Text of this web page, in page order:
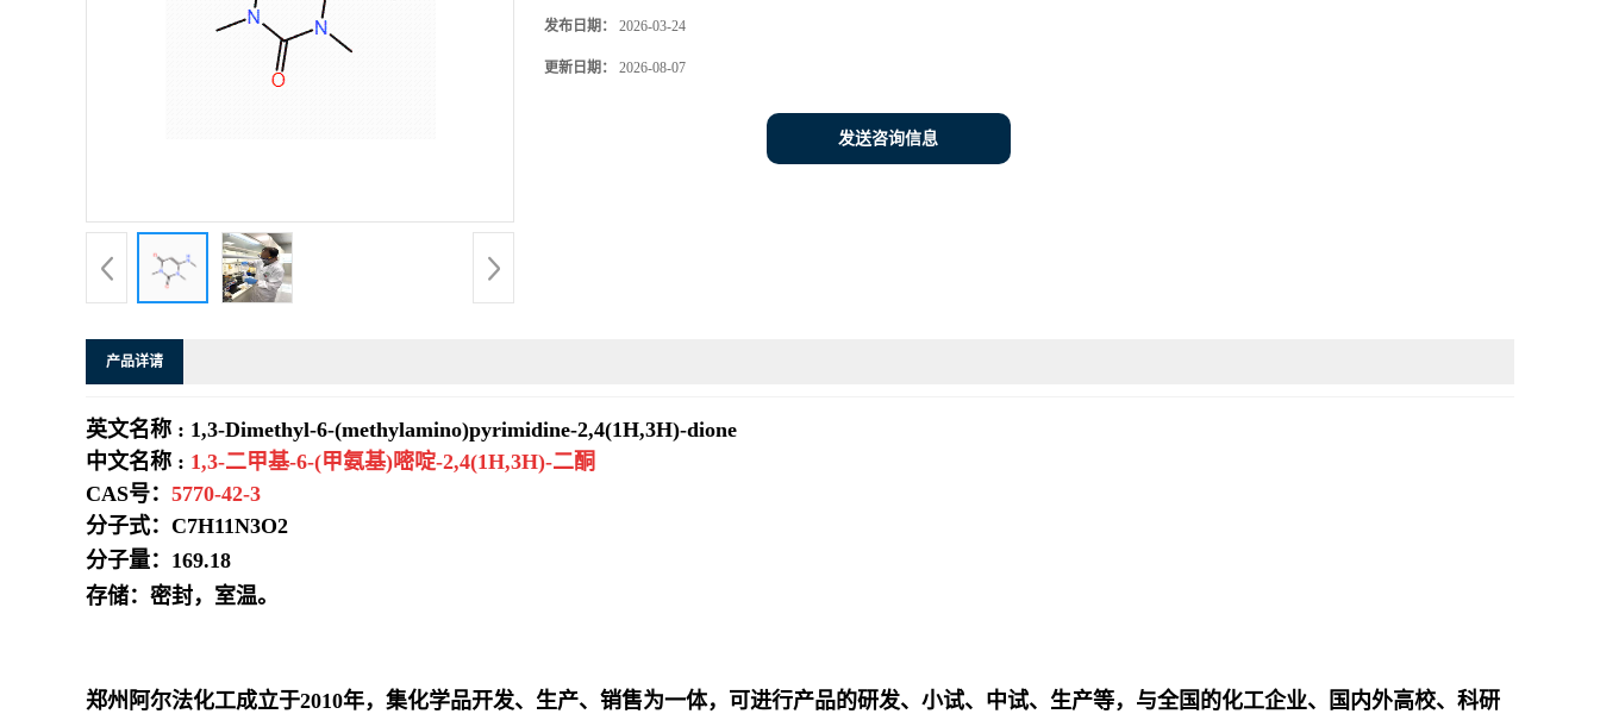
发布日期： 2026-03-24
更新日期： 2026-08-07
发送咨询信息
产品详请
英文名称 : 1,3-Dimethyl-6-(methylamino)pyrimidine-2,4(1H,3H)-dione
中文名称 : 1,3-二甲基-6-(甲氨基)嘧啶-2,4(1H,3H)-二酮
CAS号： 5770-42-3
分子式：C7H11N3O2
分子量： 169.18
存储：密封，室温。
郑州阿尔法化工成立于2010年，集化学品开发、生产、销售为一体，可进行产品的研发、小试、中试、生产等，与全国的化工企业、国内外高校、科研